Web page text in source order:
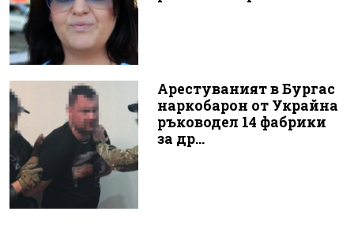
Арестуваният в Бургас
наркобарон от Украйна
ръководел 14 фабрики
за др...